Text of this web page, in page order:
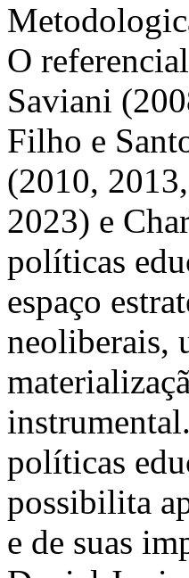
O
Saviani
Filho e
(2010,
2023) e
políticas
espaço
neoliberais,
políticas
possibilita
e de suas